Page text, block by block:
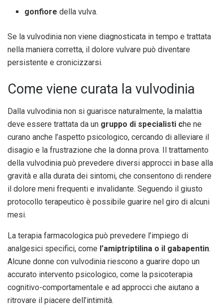
gonfiore della vulva.
Se la vulvodinia non viene diagnosticata in tempo e trattata
nella maniera corretta, il dolore vulvare può diventare
persistente e cronicizzarsi.
Come viene curata la vulvodinia
Dalla vulvodinia non si guarisce naturalmente, la malattia
deve essere trattata da un gruppo di specialisti che ne
curano anche l’aspetto psicologico, cercando di alleviare il
disagio e la frustrazione che la donna prova. Il trattamento
della vulvodinia può prevedere diversi approcci in base alla
gravità e alla durata dei sintomi, che consentono di rendere
il dolore meni frequenti e invalidante. Seguendo il giusto
protocollo terapeutico è possibile guarire nel giro di alcuni
mesi.
La terapia farmacologica può prevedere l’impiego di
analgesici specifici, come l’amiptriptilina o il gabapentin.
Alcune donne con vulvodinia riescono a guarire dopo un
accurato intervento psicologico, come la psicoterapia
cognitivo-comportamentale e ad approcci che aiutano a
ritrovare il piacere dell’intimità.